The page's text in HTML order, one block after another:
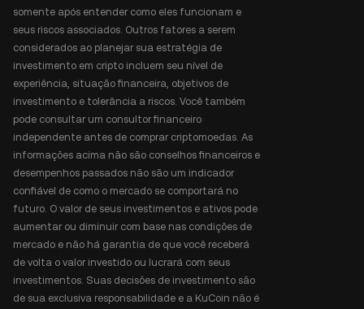
somente após entender como eles funcionam e
seus riscos associados. Outros fatores a serem
considerados ao planejar sua estratégia de
investimento em cripto incluem seu nível de
experiência, situação financeira, objetivos de
investimento e tolerância a riscos. Você também
pode consultar um consultor financeiro
independente antes de comprar criptomoedas. As
informações acima não são conselhos financeiros e
desempenhos passados não são um indicador
confiável de como o mercado se comportará no
futuro. O valor de seus investimentos e ativos pode
aumentar ou diminuir com base nas condições de
mercado e não há garantia de que você receberá
de volta o valor investido ou lucrará com seus
investimentos. Suas decisões de investimento são
de sua exclusiva responsabilidade e a KuCoin não é